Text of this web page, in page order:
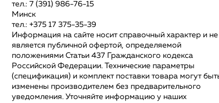
тел.: 7 (391) 986-76-15
Минск
тел.: +375 17 375-35-39
Информация на сайте носит справочный характер и не
является публичной офертой, определяемой
положениями Статьи 437 Гражданского кодекса
Российской Федерации. Технические параметры
(спецификация) и комплект поставки товара могут
изменены производителем без предварительного
уведомления. Уточняйте информацию у наших